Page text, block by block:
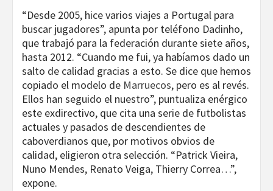
“Desde 2005, hice varios viajes a Portugal para
buscar jugadores”, apunta por teléfono Dadinho,
que trabajó para la federación durante siete años,
hasta 2012. “Cuando me fui, ya habíamos dado un
salto de calidad gracias a esto. Se dice que hemos
copiado el modelo de Marruecos, pero es al revés.
Ellos han seguido el nuestro”, puntualiza enérgico
este exdirectivo, que cita una serie de futbolistas
actuales y pasados de descendientes de
caboverdianos que, por motivos obvios de
calidad, eligieron otra selección. “Patrick Vieira,
Nuno Mendes, Renato Veiga, Thierry Correa…”,
expone.